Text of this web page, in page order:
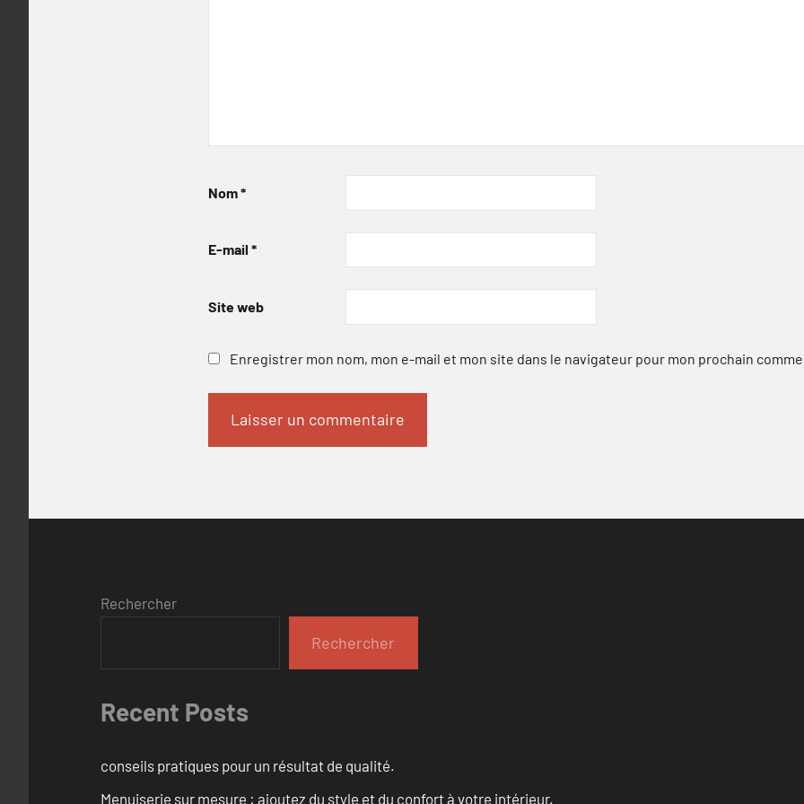
Nom*
E-mail *
Site web
Enregistrer mon nom, mon e-mail et mon site dans le navigateur pour mon prochain
Rechercher
Rechercher
Recent Posts
conseils pratiques pour un résultat de qualité.
Menuiserie sur mesure : ajoutez du style et du confort à votre intérieur.